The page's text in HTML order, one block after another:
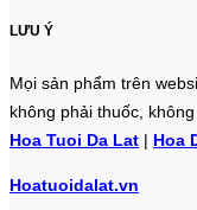
LƯU Ý
Mọi sản phẩm trên
không phải thuốc,
Hoa Tuoi Da Lat | Hoa
Hoatuoidalat.vn